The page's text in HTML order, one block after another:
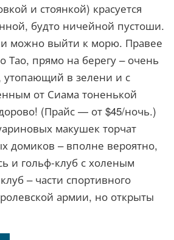
и стоянкой) красуется
будто ничейной пустоши.
можно выйти к морю. Правее
Тао, прямо на берегу – очень
в зелени и с
от Сиама тоненькой
(Прайс — от $45/ночь.)
макушек торчат
домиков – вполне вероятно,
и гольф-клуб с холеным
– части спортивного
армии, но открыты